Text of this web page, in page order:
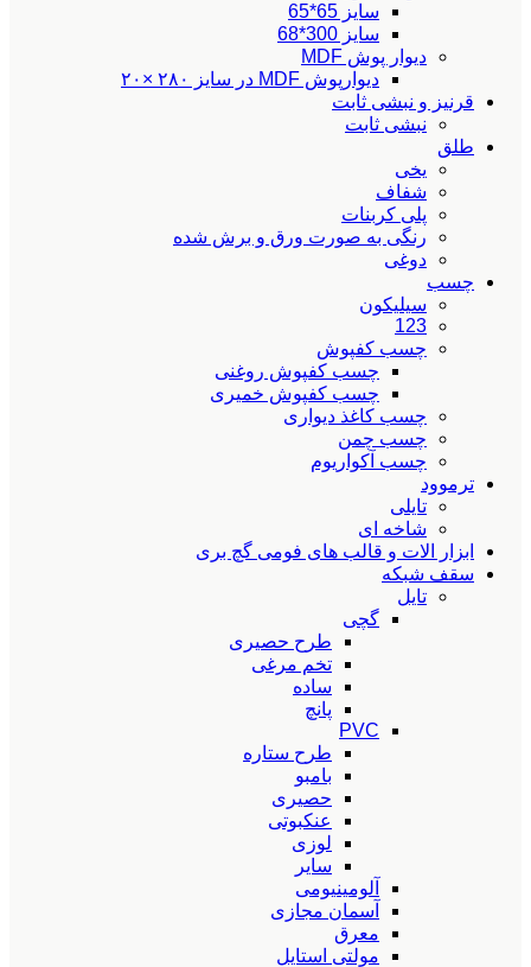
سایز 65*65
سایز 300*68
دیوار پوش MDF
دیوارپوش MDF در سایز ۲۸۰ ×۲۰
قرنیز و نبشی ثابت
نبشی ثابت
طلق
یخی
شفاف
پلی کربنات
رنگی به صورت ورق و برش شده
دوغی
چسب
سیلیکون
123
چسب کفپوش
چسب کفپوش روغنی
چسب کفپوش خمیری
چسب کاغذ دیواری
چسب چمن
چسب آکواریوم
ترموود
تایلی
شاخه ای
ابزار الات و قالب های فومی گچ بری
سقف شبکه
تایل
گچی
طرح حصیری
تخم مرغی
ساده
پانچ
PVC
طرح ستاره
بامبو
حصیری
عنکبوتی
لوزی
سایر
آلومینیومی
آسمان مجازی
معرق
مولتی استایل